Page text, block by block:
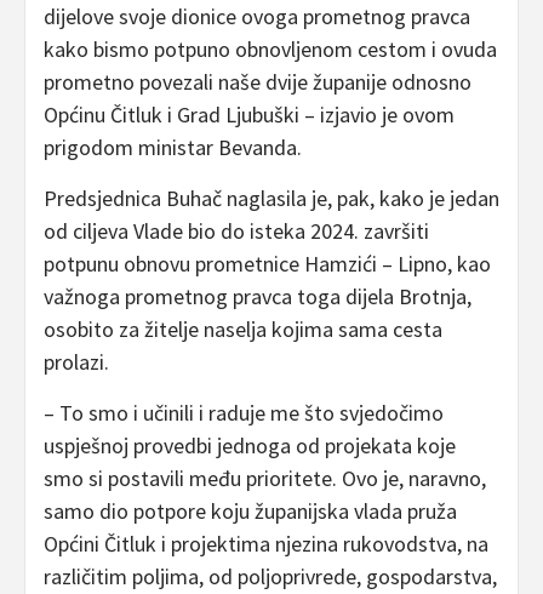
dijelove svoje dionice ovoga prometnog pravca
kako bismo potpuno obnovljenom cestom i ovuda
prometno povezali naše dvije županije odnosno
Općinu Čitluk i Grad Ljubuški – izjavio je ovom
prigodom ministar Bevanda.
Predsjednica Buhač naglasila je, pak, kako je jedan
od ciljeva Vlade bio do isteka 2024. završiti
potpunu obnovu prometnice Hamzići – Lipno, kao
važnoga prometnog pravca toga dijela Brotnja,
osobito za žitelje naselja kojima sama cesta
prolazi.
– To smo i učinili i raduje me što svjedočimo
uspješnoj provedbi jednoga od projekata koje
smo si postavili među prioritete. Ovo je, naravno,
samo dio potpore koju županijska vlada pruža
Općini Čitluk i projektima njezina rukovodstva, na
različitim poljima, od poljoprivrede, gospodarstva,